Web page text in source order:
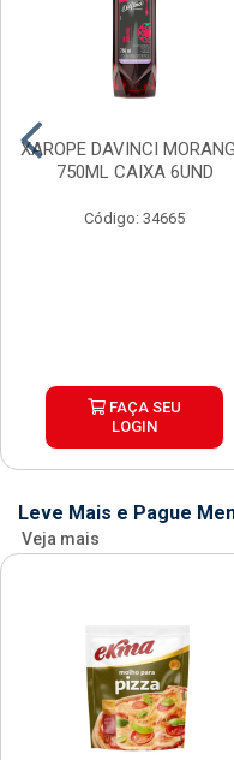
XAROPE DAVINCI
750ML CAIXA 6UND
Código: 34665
FAÇA SEU
LOGIN
Leve Mais e Pague
Veja mais